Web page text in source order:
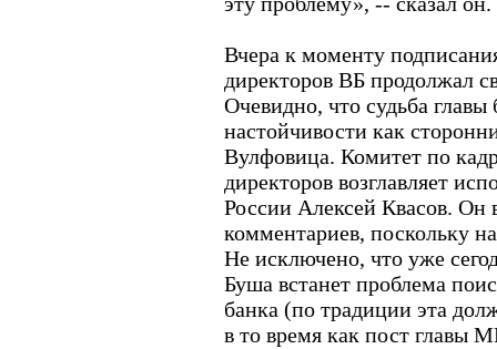
Вчера к моменту
директоров ВБ продолжал
Очевидно, что судьба главы
настойчивости как
Вулфовица. Комитет по
директоров возглавляет
России Алексей Квасов. Он
комментариев, поскольку
Не исключено, что уже
Буша встанет проблема
банка (по традиции эта
в то время как пост главы